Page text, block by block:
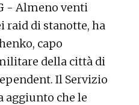
- Almeno venti
raid di stanotte, ha
capo
della città di
Il Servizio
aggiunto che le